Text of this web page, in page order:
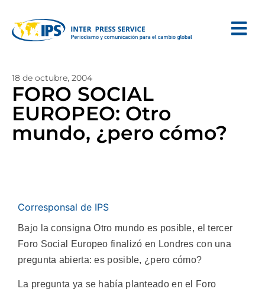
18 de octubre, 2004
FORO SOCIAL
EUROPEO: Otro
mundo, ¿pero cómo?
Corresponsal de IPS
Bajo la consigna Otro mundo es posible, el tercer
Foro Social Europeo finalizó en Londres con una
pregunta abierta: es posible, ¿pero cómo?
La pregunta ya se había planteado en el Foro